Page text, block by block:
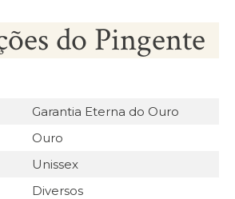
do Pingente
Garantia Eterna do Ouro
Ouro
Unissex
Diversos